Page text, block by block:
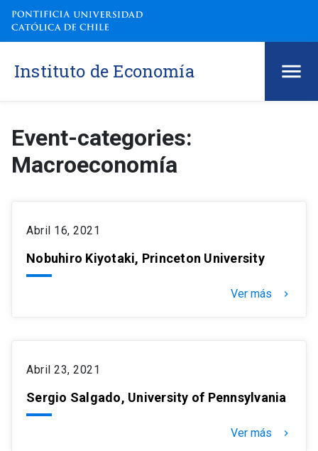
Instituto de Economía
Event-categories:
Macroeconomía
Abril 16, 2021
Nobuhiro Kiyotaki, Princeton University
Ver más keyboard_arrow_right
Abril 23, 2021
Sergio Salgado, University of Pennsylvania
Ver más keyboard_arrow_right